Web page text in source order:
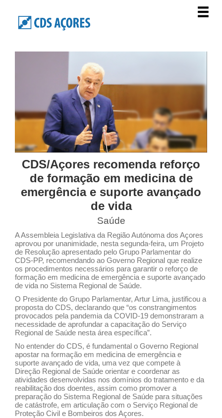
CDS/Açores recomenda reforço
de formação em medicina de
emergência e suporte avançado
de vida
Saúde
A Assembleia Legislativa da Região Autónoma dos Açores
aprovou por unanimidade, nesta segunda-feira, um Projeto
de Resolução apresentado pelo Grupo Parlamentar do
CDS-PP, recomendando ao Governo Regional que realize
os procedimentos necessários para garantir o reforço de
formação em medicina de emergência e suporte avançado
de vida no Sistema Regional de Saúde.
O Presidente do Grupo Parlamentar, Artur Lima, justificou a
proposta do CDS, declarando que “os constrangimentos
provocados pela pandemia da COVID-19 demonstraram a
necessidade de aprofundar a capacitação do Serviço
Regional de Saúde nesta área específica”.
No entender do CDS, é fundamental o Governo Regional
apostar na formação em medicina de emergência e
suporte avançado de vida, uma vez que compete à
Direção Regional de Saúde orientar e coordenar as
atividades desenvolvidas nos domínios do tratamento e da
reabilitação dos doentes, assim como promover a
preparação do Sistema Regional de Saúde para situações
de catástrofe, em articulação com o Serviço Regional de
Proteção Civil e Bombeiros dos Açores.